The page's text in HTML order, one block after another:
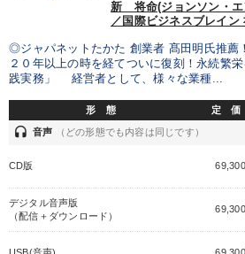
新 将命(ジョンソン・エ
／国際ビジネスブレイン
◎ジャパネットたかた 創業者 髙田明氏推
２０年以上の時を経てついに復刻！永続繁
践実務」 経営者として、様々な業種...
形 態 定 価
headset 音声 （どの形態でも内容は同じです）
CD版
デジタル音声版
（配信＋ダウンロード）